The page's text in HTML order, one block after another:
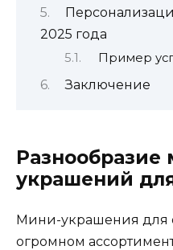
2025 года
Пример
Заключение
Разнообразие
украшений
Мини-украшения для
огромном